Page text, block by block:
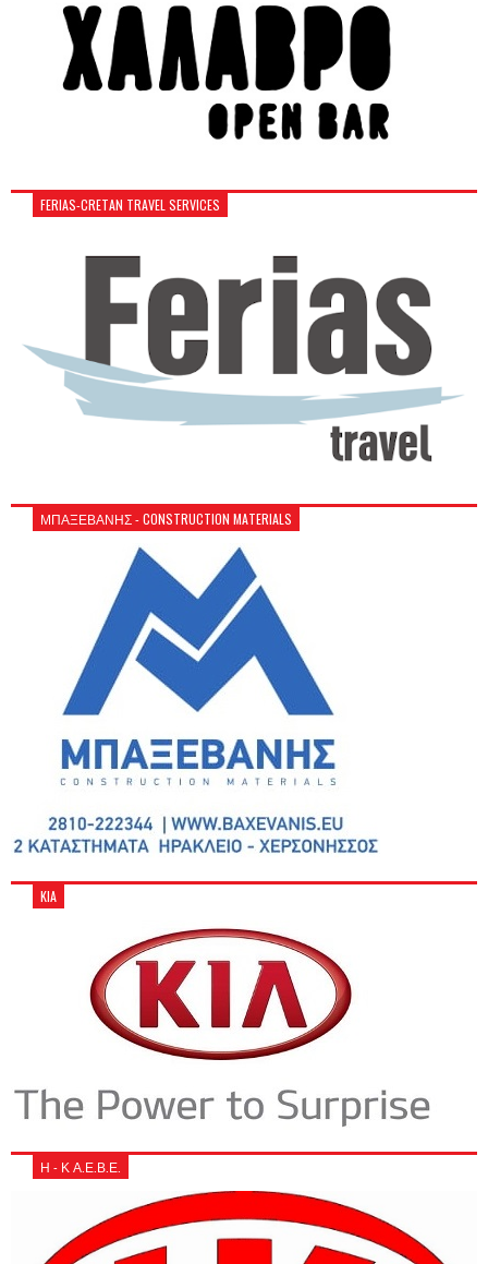
FERIAS-CRETAN TRAVEL SERVICES
ΜΠΑΞΕΒΑΝΗΣ - CONSTRUCTION MATERIALS
KIA
Η - Κ Α.Ε.Β.Ε.